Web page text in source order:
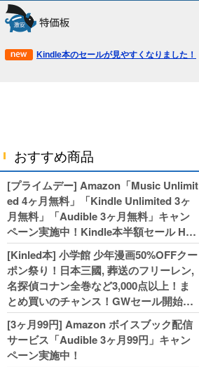
Kindle本のセールが見やすくなりました！
おすすめ商品
[プライムデー] Amazon「Music Unlimit
ed 4ヶ月無料」「Kindle Unlimited 3ヶ
月無料」「Audible 3ヶ月無料」キャン
ペーン実施中！Kindle本半額セール HU
NTER×HUNTERなど集英社、無職転生,
幼女戦記などKADOKAWA、キャプテン
翼100円セールも！
[Kinled本] 小学館 少年漫画50%OFFクー
ポン祭り！日本三國, 葬送のフリーレン,
名探偵コナン全巻など3,000点以上！ま
とめ買いのチャンス！GWセール開始！
人気コミック多数 カドカワ祭やIT関連本
がセールに！
[3ヶ月99円] Amazon ボイスブック配信
サービス「Audible 3ヶ月99円」キャン
ペーン実施中！